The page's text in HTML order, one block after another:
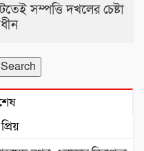
সম্পত্তি দখলের চেষ্টা